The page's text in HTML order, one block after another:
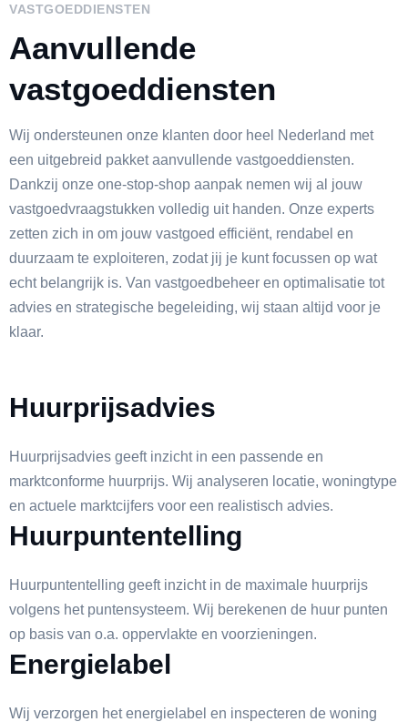
VASTGOEDDIENSTEN
Aanvullende
vastgoeddiensten
Wij ondersteunen onze klanten door heel Nederland met
een uitgebreid pakket aanvullende vastgoeddiensten.
Dankzij onze one-stop-shop aanpak nemen wij al jouw
vastgoedvraagstukken volledig uit handen. Onze experts
zetten zich in om jouw vastgoed efficiënt, rendabel en
duurzaam te exploiteren, zodat jij je kunt focussen op wat
echt belangrijk is. Van vastgoedbeheer en optimalisatie tot
advies en strategische begeleiding, wij staan altijd voor je
klaar.
Huurprijsadvies
Huurprijsadvies geeft inzicht in een passende en
marktconforme huurprijs. Wij analyseren locatie, woningtype
en actuele marktcijfers voor een realistisch advies.
Huurpuntentelling
Huurpuntentelling geeft inzicht in de maximale huurprijs
volgens het puntensysteem. Wij berekenen de huur punten
op basis van o.a. oppervlakte en voorzieningen.
Energielabel
Wij verzorgen het energielabel en inspecteren de woning